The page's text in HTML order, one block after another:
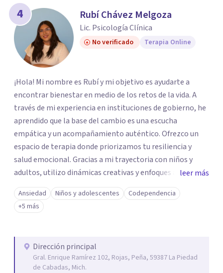
4 Rubí Chávez Melgoza
Lic. Psicología Clínica
No verificado Terapia Online
¡Hola! Mi nombre es Rubí y mi objetivo es ayudarte a
encontrar bienestar en medio de los retos de la vida. A
través de mi experiencia en instituciones de gobierno, he
aprendido que la base del cambio es una escucha
empática y un acompañamiento auténtico. ​Ofrezco un
espacio de terapia donde priorizamos tu resiliencia y
salud emocional. Gracias a mi trayectoria con niños y
adultos, utilizo dinámicas creativas y enfoques adaptados
a tus necesidades específicas. Estoy aquí para escucharte
y brindarte las herramientas necesarias para fortalecer
tu paz mental.
leer más
Ansiedad Niños y adolescentes
Codependencia
+5 más
Dirección principal
Gral. Enrique Ramírez 102, Rojas, Peña, 59387 La Piedad
de Cabadas, Mich.